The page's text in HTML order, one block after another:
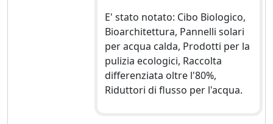
E' stato notato: Cibo Biologico,
Bioarchitettura, Pannelli solari
per acqua calda, Prodotti per la
pulizia ecologici, Raccolta
differenziata oltre l'80%,
Riduttori di flusso per l'acqua.